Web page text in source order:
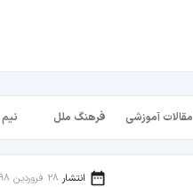
مقالات آموزشی فرهنگ ملل
انتشار 28 فروردین 1398